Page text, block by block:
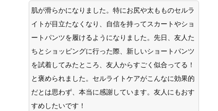
肌が滑らかになりました。特にお尻や太もものセルラ
イトが目立たなくなり、自信を持ってスカートやショ
ートパンツを履けるようになりました。先日、友人た
ちとショッピングに行った際、新しいショートパンツ
を試着してみたところ、友人からすごく似合ってる！
と褒められました。セルライトケアがこんなに効果的
だとは思わず、本当に感謝しています。友人にもおす
すめしたいです！